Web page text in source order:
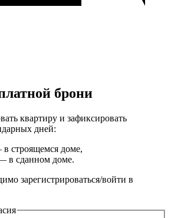
брони
квартиру и зафиксировать
дней:
строящемся доме,
в сданном доме.
зарегистрироваться/войти в